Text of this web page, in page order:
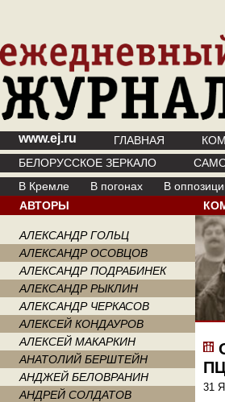
www.ej.ru ГЛАВНАЯ
БЕЛОРУССКОЕ ЗЕРКАЛО
В Кремле
В погонах В
АВТОРЫ
АЛЕКСАНДР ГОЛЬЦ
АЛЕКСАНДР ОСОВЦОВ
АЛЕКСАНДР ПОДРАБИНЕК
АЛЕКСАНДР РЫКЛИН
АЛЕКСАНДР ЧЕРКАСОВ
АЛЕКСЕЙ КОНДАУРОВ
АЛЕКСЕЙ МАКАРКИН
АНАТОЛИЙ БЕРШТЕЙН
АНДЖЕЙ БЕЛОВРАНИН
АНДРЕЙ СОЛДАТОВ
31